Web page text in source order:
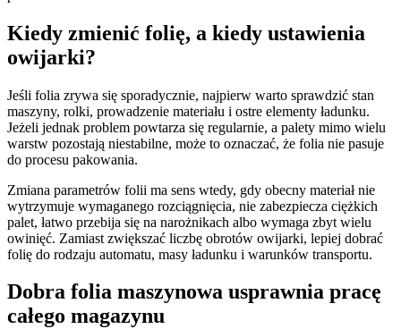
Kiedy zmienić folię, a kiedy ustawienia
owijarki?
Jeśli folia zrywa się sporadycznie, najpierw warto sprawdzić stan
maszyny, rolki, prowadzenie materiału i ostre elementy ładunku.
Jeżeli jednak problem powtarza się regularnie, a palety mimo wielu
warstw pozostają niestabilne, może to oznaczać, że folia nie pasuje
do procesu pakowania.
Zmiana parametrów folii ma sens wtedy, gdy obecny materiał nie
wytrzymuje wymaganego rozciągnięcia, nie zabezpiecza ciężkich
palet, łatwo przebija się na narożnikach albo wymaga zbyt wielu
owinięć. Zamiast zwiększać liczbę obrotów owijarki, lepiej dobrać
folię do rodzaju automatu, masy ładunku i warunków transportu.
Dobra folia maszynowa usprawnia pracę
całego magazynu